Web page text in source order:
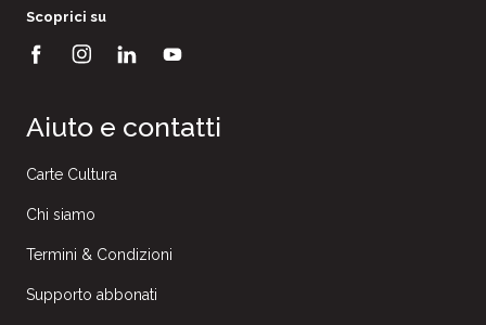
Scoprici su
Aiuto e contatti
Carte Cultura
Chi siamo
Termini & Condizioni
Supporto abbonati